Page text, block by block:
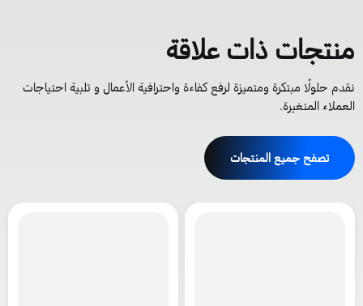
ذات علاقة
حلولًا مبتكرة ومتميزة لرفع كفاءة واحترافية الأعمال و تلبية احتياجات
المتغيرة.
تصفح جميع المنتجات